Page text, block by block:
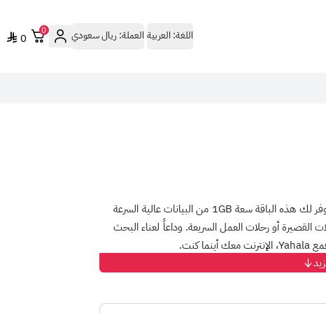
اللغة: العربية العملة:ريال سعودي 0
0
لك هذه الباقة سعة 1GB من البيانات عالية السرعة
القصيرة أو رحلات العمل السريعة. وداعاً لعناء البحث